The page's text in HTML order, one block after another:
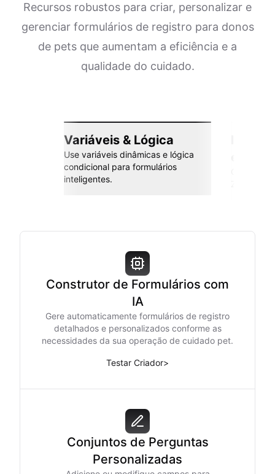
Recursos robustos para criar, personalizar e
gerenciar formulários de registro para donos
de pets que aumentam a eficiência e a
qualidade do cuidado.
Variáveis & Lógica
Use variáveis dinâmicas e lógica
condicional para formulários
inteligentes.
Construtor de Formulários com
IA
Gere automaticamente formulários de registro
detalhados e personalizados conforme as
necessidades da sua operação de cuidado pet.
Testar Criador>
Conjuntos de Perguntas
Personalizadas